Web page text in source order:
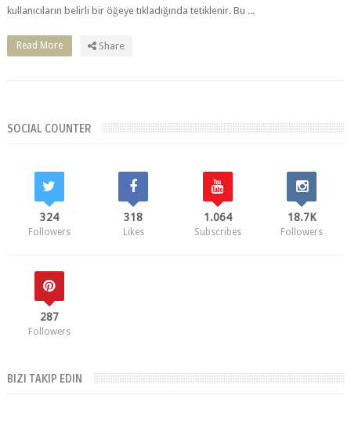
kullanıcıların belirli bir öğeye tıkladığında tetiklenir. Bu ...
Read More Share
SOCIAL COUNTER
324
Followers
318
Likes
1.064
Subscribes
18.7K
Followers
287
Followers
BIZI TAKIP EDIN